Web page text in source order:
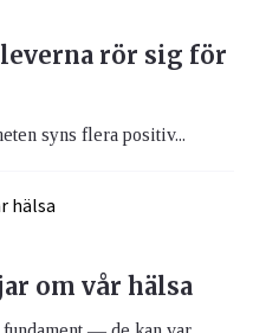
rör sig för
syns flera positiv...
om vår hälsa